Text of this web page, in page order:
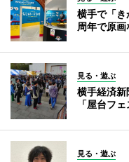
横手で「
周年で原
見る・遊ぶ
横手経済
「屋台フェ
見る・遊ぶ